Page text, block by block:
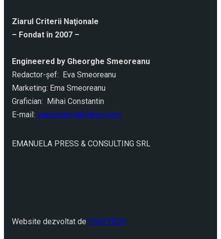
Ziarul Criterii Naţionale
– Fondat în 2007 –
Engineered by Gheorghe Smeoreanu
Redactor-şef: Eva Smeoreanu
Marketing: Ema Smeoreanu
Grafician: Mihai Constantin
E-mail: ziarulcriterii@yahoo.com
EMANUELA PRESS & CONSULTING SRL
Website dezvoltat de POLYTECH